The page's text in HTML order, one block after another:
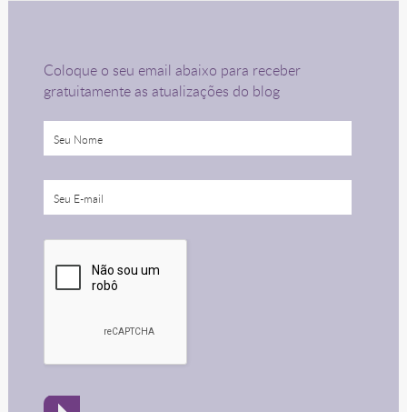
Coloque o seu email abaixo para receber
gratuitamente as atualizações do blog